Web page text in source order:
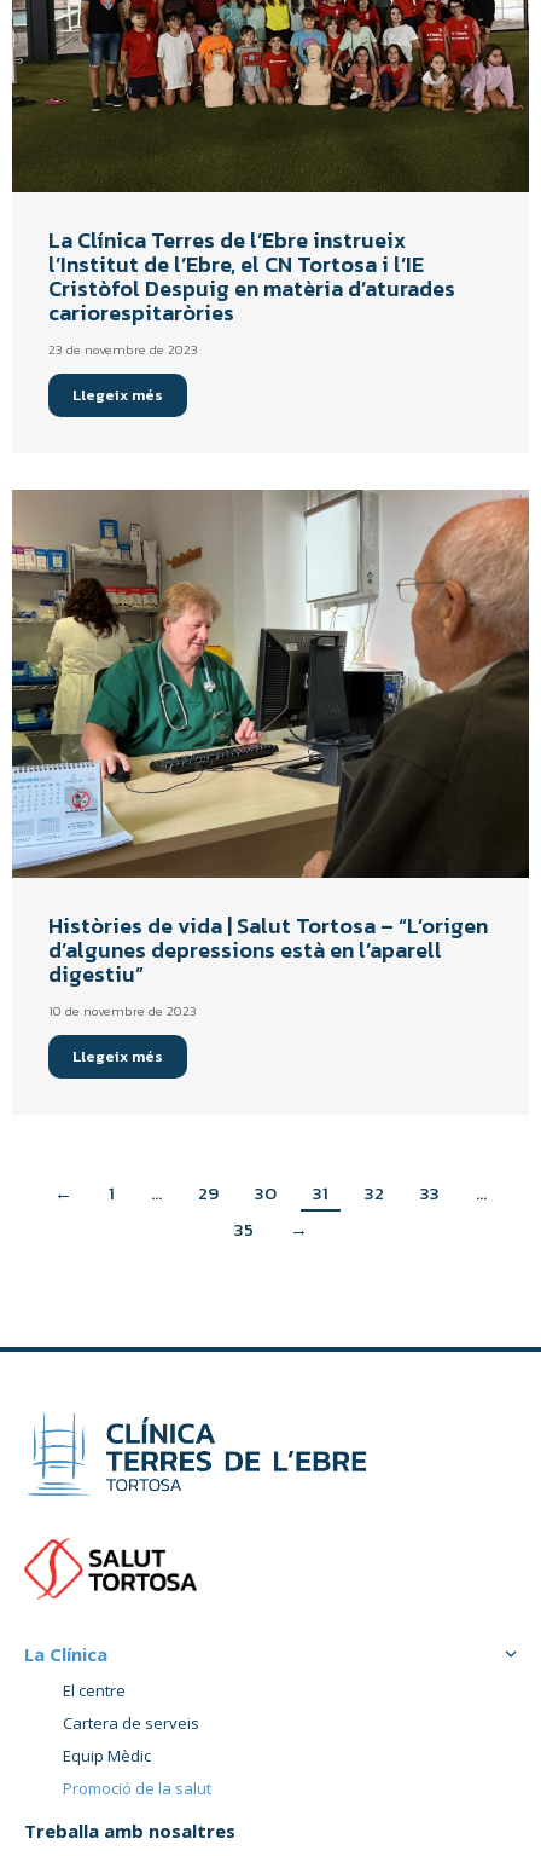
La Clínica Terres de l’Ebre instrueix
l’Institut de l’Ebre, el CN Tortosa i l’IE
Cristòfol Despuig en matèria d’aturades
cariorespitaròries
23 de novembre de 2023
Llegeix més
Històries de vida | Salut Tortosa – “L’origen
d’algunes depressions està en l’aparell
digestiu”
10 de novembre de 2023
Llegeix més
← 1 … 29 30 31 32 33
…
35
→
La Clínica
El centre
Cartera de serveis
Equip Mèdic
Promoció de la salut
Treballa amb nosaltres